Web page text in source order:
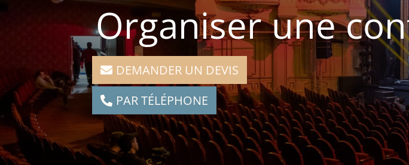
Organiser une
DEMANDER UN DEVIS
PAR TÉLÉPHONE